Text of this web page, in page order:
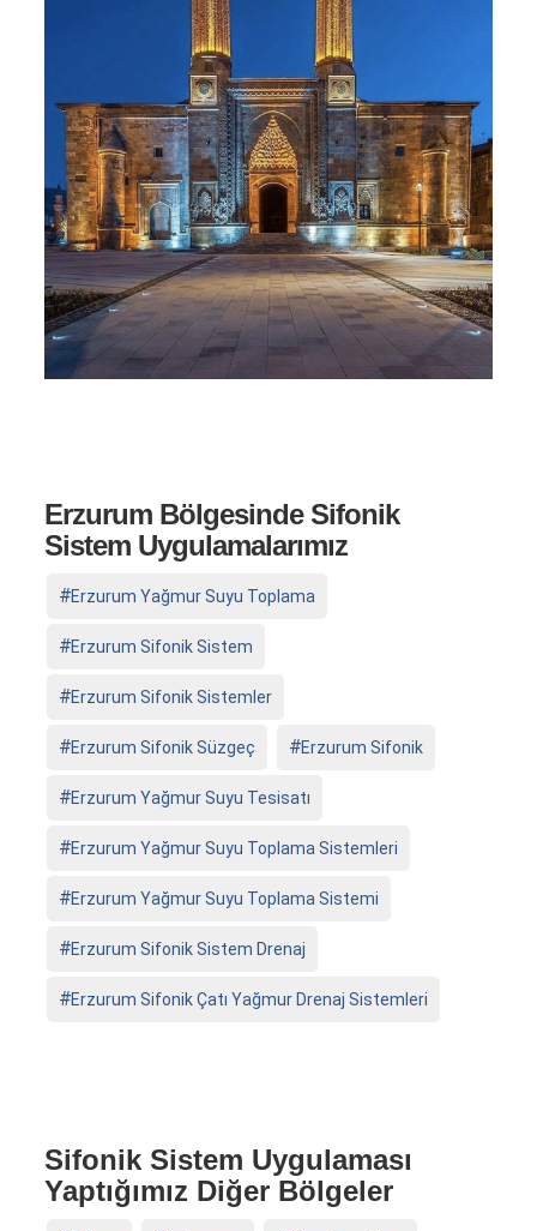
Erzurum Bölgesinde Sifonik
Sistem Uygulamalarımız
Erzurum Yağmur Suyu Toplama
Erzurum Sifonik Sistem
Erzurum Sifonik Sistemler
Erzurum Sifonik Süzgeç Erzurum Sifonik
Erzurum Yağmur Suyu Tesisatı
Erzurum Yağmur Suyu Toplama Sistemleri
Erzurum Yağmur Suyu Toplama Sistemi
Erzurum Sifonik Sistem Drenaj
Erzurum Sifonik Çatı Yağmur Drenaj Sistemleri
Sifonik Sistem Uygulaması
Yaptığımız Diğer Bölgeler